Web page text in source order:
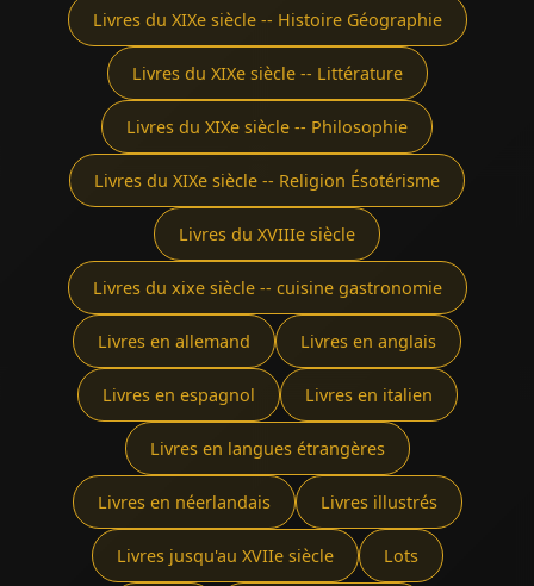
Livres du XIXe siècle -- Histoire Géographie
Livres du XIXe siècle -- Littérature
Livres du XIXe siècle -- Philosophie
Livres du XIXe siècle -- Religion Ésotérisme
Livres du XVIIIe siècle
Livres du xixe siècle -- cuisine gastronomie
Livres en allemand Livres en anglais
Livres en espagnol Livres en italien
Livres en langues étrangères
Livres en néerlandais Livres illustrés
Livres jusqu'au XVIIe siècle Lots